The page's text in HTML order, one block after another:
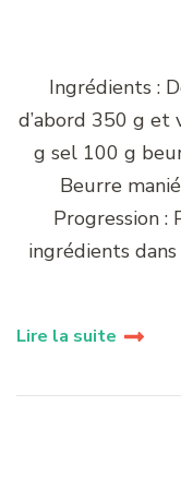
Ingrédients :
d’abord 350 g et
g sel 100 g
Beurre
Progression
ingrédients
Lire la suite